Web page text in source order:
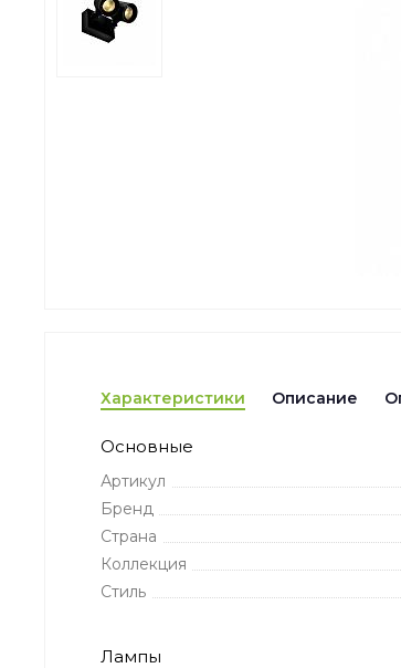
Характеристики Описание
Основные
Артикул
Бренд
Страна
Коллекция
Стиль
Лампы